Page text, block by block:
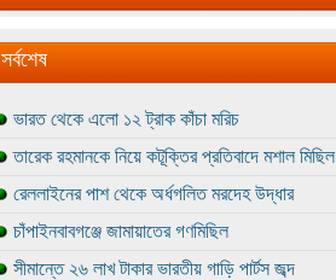
সর্বশেষ
ভারত থেকে এলো ১২ ট্রাক কাঁচা মরিচ
তারেক রহমানকে নিয়ে কটূক্তির প্রতিবাদে মশাল মিছিল
রেললাইনের পাশ থেকে অর্ধগলিত মরদেহ উদ্ধার
চাঁপাইনবাবগঞ্জে জামায়াতের গণমিছিল
সীমান্তে ২৬ লাখ টাকার ভারতীয় গাড়ি পার্টস জব্দ